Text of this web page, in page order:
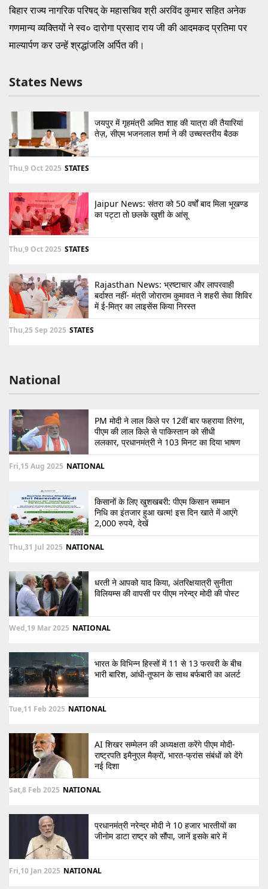
बिहार राज्य नागरिक परिषद् के महासचिव श्री अरविंद कुमार सहित अनेक
गणमान्य व्यक्तियों ने स्व० दारोगा प्रसाद राय जी की आदमकद प्रतिमा पर
माल्यार्पण कर उन्हें श्रद्धांजलि अर्पित की।
States News
जयपुर में गृहमंत्री अमित शाह की यात्रा की तैयारियां
तेज़, सीएम भजनलाल शर्मा ने की उच्चस्तरीय बैठक
Thu,9 Oct 2025 STATES
Jaipur News: संतरा को 50 वर्षों बाद मिला भूखण्ड
का पट्टा तो छलके खुशी के आंसू
Thu,9 Oct 2025 STATES
Rajasthan News: भ्रष्टाचार और लापरवाही
बर्दाश्त नहीं- मंत्री जोराराम कुमावत ने शहरी सेवा शिविर
में ई-मित्र का लाइसेंस किया निरस्त
Thu,25 Sep 2025 STATES
National
PM मोदी ने लाल किले पर 12वीं बार फहराया तिरंगा,
पीएम की लाल किले से पाकिस्तान को सीधी
ललकार, प्रधानमंत्री ने 103 मिनट का दिया भाषण
Fri,15 Aug 2025 NATIONAL
किसानों के लिए खुशखबरी: पीएम किसान सम्मान
निधि का इंतजार हुआ खत्म! इस दिन खाते में आएंगे
2,000 रुपये, देखें
Thu,31 Jul 2025 NATIONAL
धरती ने आपको याद किया, अंतरिक्षयात्री सुनीता
विलियम्स की वापसी पर पीएम नरेन्द्र मोदी की पोस्ट
Wed,19 Mar 2025 NATIONAL
भारत के विभिन्न हिस्सों में 11 से 13 फरवरी के बीच
भारी बारिश, आंधी-तूफान के साथ बर्फबारी का अलर्ट
Tue,11 Feb 2025 NATIONAL
AI शिखर सम्मेलन की अध्यक्षता करेंगे पीएम मोदी-
राष्ट्रपति इमैनुएल मैक्रों, भारत-फ्रांस संबंधों को देंगे
नई दिशा
Sat,8 Feb 2025 NATIONAL
प्रधानमंत्री नरेन्द्र मोदी ने 10 हजार भारतीयों का
जीनोम डाटा राष्ट्र को सौंपा, जानें इसके बारे में
Fri,10 Jan 2025 NATIONAL